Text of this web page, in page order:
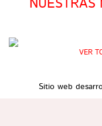
NUESTRAS
VER
Sitio web